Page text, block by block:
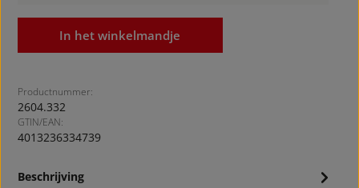
In het winkelmandje
Productnummer:
2604.332
GTIN/EAN:
4013236334739
Beschrijving